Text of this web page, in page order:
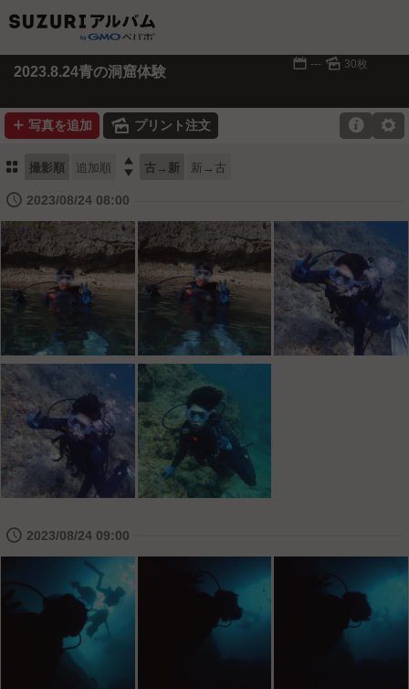
2023.8.24青の洞窟体験 📅 --- 🌄 30枚
➕ 写真を追加 🌄 プリント注文 ⚙

⚏ 撮影順 追加順  古→新 新→古
🕔 2023/08/24 08:00
🕔 2023/08/24 09:00